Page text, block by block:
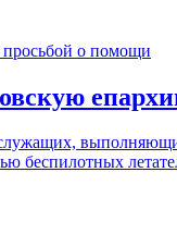
беспилотных